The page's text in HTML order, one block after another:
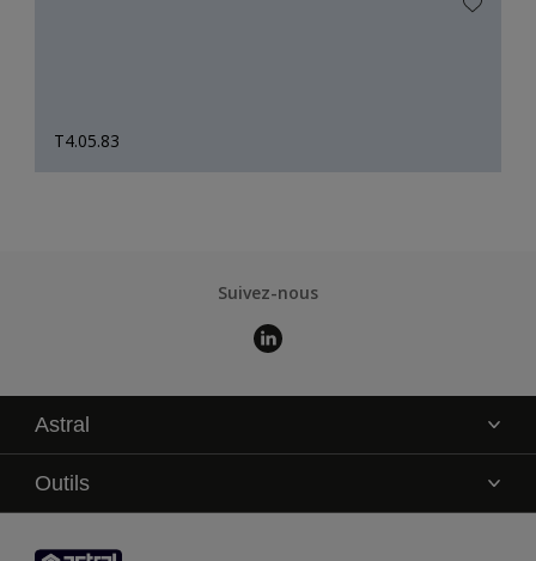
T4.05.83
Suivez-nous
Astral
La marque
Service technique
Contact
Outils